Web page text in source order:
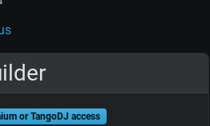
or TangoDJ access